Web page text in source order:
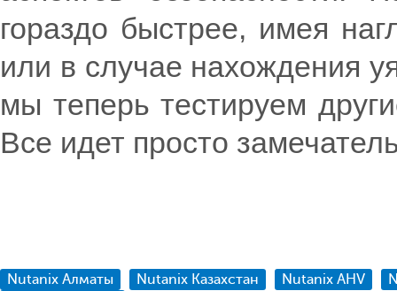
гораздо быстрее, имея
или в случае нахождения
мы теперь тестируем
Все идет просто
Nutanix Алматы Nutanix Казахстан Nutanix AHV